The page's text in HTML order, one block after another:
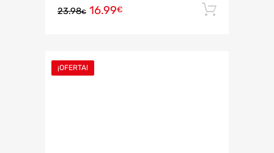
23.98€ 16.99€
¡OFERTA!